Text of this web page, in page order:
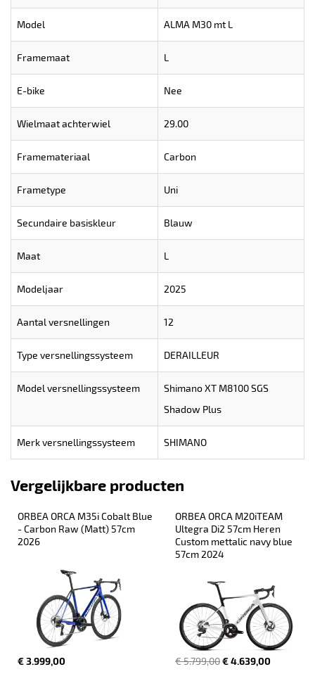
Model ALMA M30 mt L
Framemaat L
E-bike Nee
Wielmaat achterwiel 29.00
Framemateriaal Carbon
Frametype Uni
Secundaire basiskleur Blauw
Maat L
Modeljaar 2025
Aantal versnellingen 12
Type versnellingssysteem DERAILLEUR
Model versnellingssysteem
Shimano XT M8100 SGS
Shadow Plus
Merk versnellingssysteem SHIMANO
Vergelijkbare producten
ORBEA ORCA M35i Cobalt Blue
- Carbon Raw (Matt) 57cm
2026
€ 3.999,00
ORBEA ORCA M20iTEAM
Ultegra Di2 57cm Heren
Custom mettalic navy blue
57cm 2024
€ 5.799,00€ 4.639,00